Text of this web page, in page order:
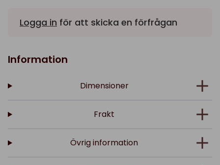
Logga in för att skicka en förfrågan
Information
Dimensioner
Frakt
Övrig information